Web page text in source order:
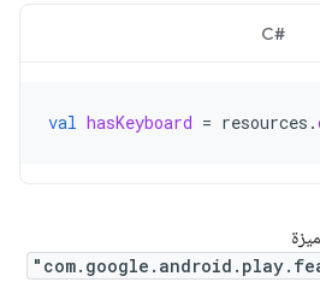
#C
val hasKeyboard = resources .